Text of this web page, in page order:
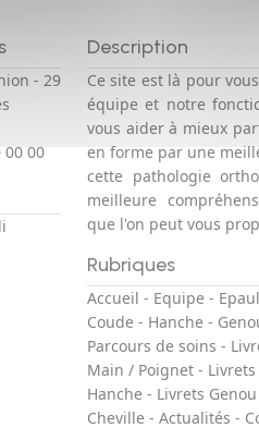
- 29
00 00
Description
Ce site est là pour
équipe et notre
vous aider à mieux
en forme par une
cette pathologie
meilleure
que l'on peut vous
Rubriques
Accueil - Equipe -
Coude - Hanche -
Parcours de soins -
Main / Poignet -
Hanche - Livrets Genou
Cheville - Actualités -